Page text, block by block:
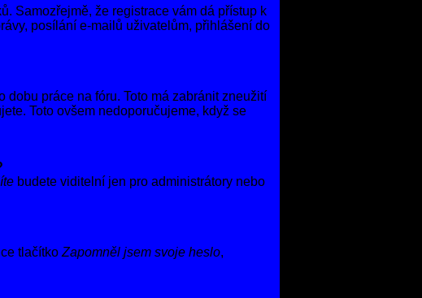
Samozřejmě, že registrace vám dá přístup k
posílání e-mailů uživatelům, přihlášení do
dobu práce na fóru. Toto má zabránit zneužití
Toto ovšem nedoporučujeme, když se
budete viditelní jen pro administrátory nebo
tlačítko Zapomněl jsem svoje heslo,